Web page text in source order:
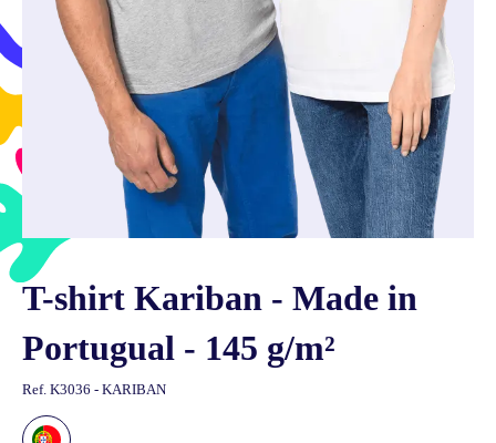
T-shirt Kariban - Made in
Portugual - 145 g/m²
Ref. K3036 - KARIBAN